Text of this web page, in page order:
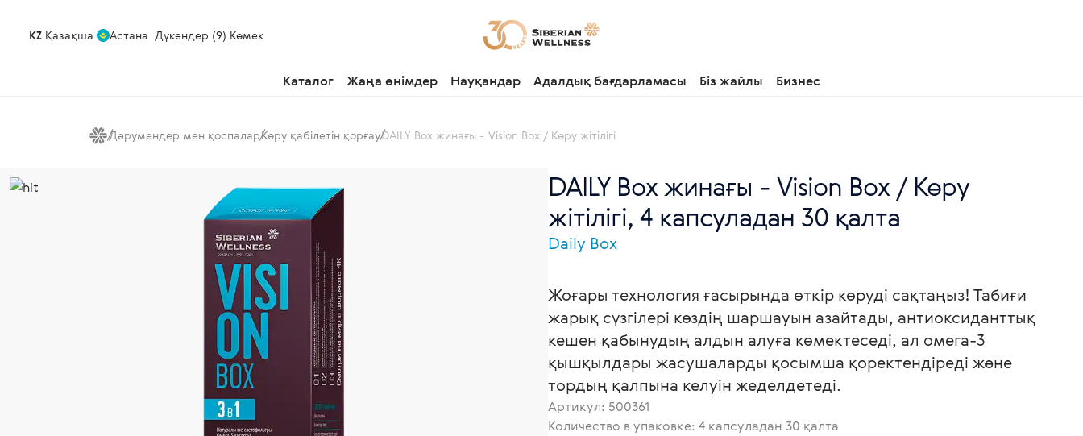
KZ Қазақша Астана Дүкендер (9) Көмек
Каталог Жаңа өнімдер Науқандар Адалдық бағдарламасы Біз жайлы Бизнес
Дәрумендер мен қоспаларКөру қабілетін қорғауDAILY Box жинағы - Vision Box / Көру жітілігі
DAILY Box жинағы - Vision Box / Көру
жітілігі, 4 капсуладан 30 қалта
Daily Box
Жоғары технология ғасырында өткір көруді сақтаңыз! Табиғи
жарық сүзгілері көздің шаршауын азайтады, антиоксиданттық
кешен қабынудың алдын алуға көмектеседі, ал омега-3
қышқылдары жасушаларды қосымша қоректендіреді және
тордың қалпына келуін жеделдетеді.
Артикул: 500361
Количество в упаковке: 4 капсуладан 30 қалта